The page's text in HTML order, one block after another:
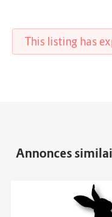
This listing has